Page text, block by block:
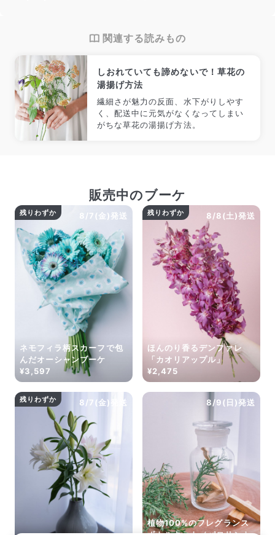
関連する読みもの
しおれていても諦めないで！草花の
湯揚げ方法
繊細さが魅力の反面、水下がりしやす
く、配送中に元気がなくなってしまい
がちな草花の湯揚げ方法。
販売中のブーケ
8/7(金)発送
残りわずか
ネモフィラ柄スカーフで包
んだオーシャンブーケ
¥3,597
8/8(土)発送
残りわずか
ほんのり香るデンファレ
「カオリアップル」
¥2,475
8/7(金)発送
残りわずか 8/9(日)発送
植物100%のフレグランス